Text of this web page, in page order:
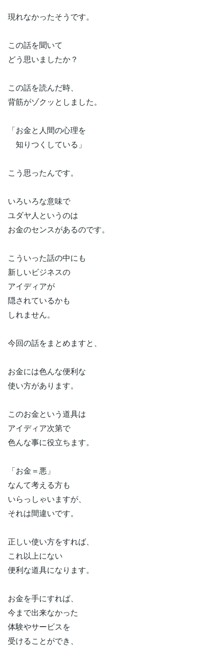
現れなかったそうです。
この話を聞いて
どう思いましたか？
この話を読んだ時、
背筋がゾクッとしました。
「お金と人間の心理を
知りつくしている」
こう思ったんです。
いろいろな意味で
ユダヤ人というのは
お金のセンスがあるのです。
こういった話の中にも
新しいビジネスの
アイディアが
隠されているかも
しれません。
今回の話をまとめますと、
お金には色んな便利な
使い方があります。
このお金という道具は
アイディア次第で
色んな事に役立ちます。
「お金＝悪」
なんて考える方も
いらっしゃいますが、
それは間違いです。
正しい使い方をすれば、
これ以上にない
便利な道具になります。
お金を手にすれば、
今まで出来なかった
体験やサービスを
受けることができ、